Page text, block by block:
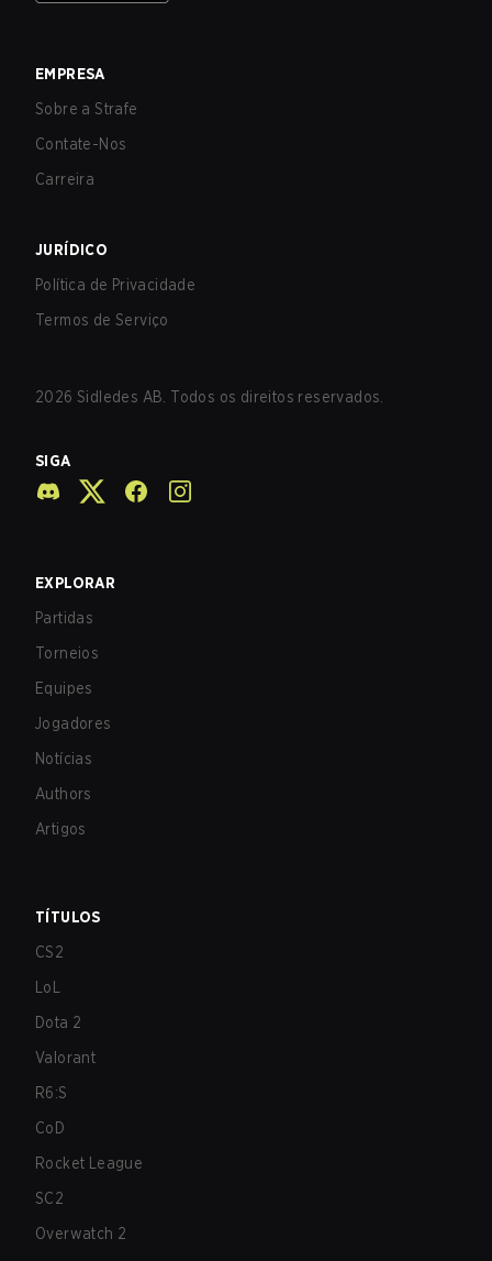
EMPRESA
Sobre a Strafe
Contate-Nos
Carreira
JURÍDICO
Política de Privacidade
Termos de Serviço
2026 Sidledes AB. Todos os direitos reservados.
SIGA
EXPLORAR
Partidas
Torneios
Equipes
Jogadores
Notícias
Authors
Artigos
TÍTULOS
CS2
LoL
Dota 2
Valorant
R6:S
CoD
Rocket League
SC2
Overwatch 2